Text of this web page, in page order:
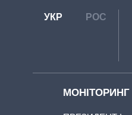
УКР РОС
МОНІТОРИНГ